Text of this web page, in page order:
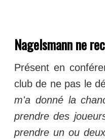
Nagelsmann ne
Présent en
club de ne pas le
m'a donné la
prendre des
prendre un ou